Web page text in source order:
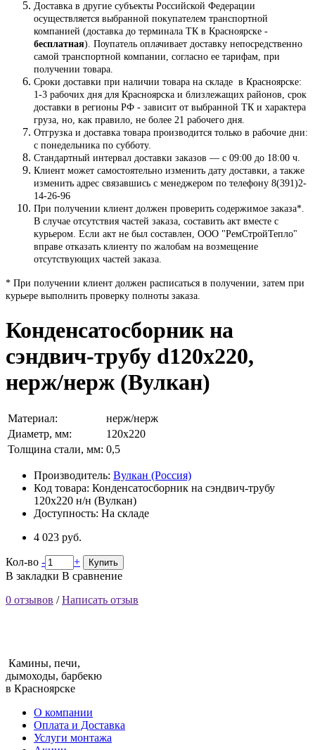
Доставка в другие субъекты Российской Федерации
осуществляется выбранной покупателем транспортной
компанией (доставка до терминала ТК в Красноярске -
бесплатная). Поупатель оплачивает доставку непосредственно
самой транспортной компании, согласно ее тарифам, при
получении товара.
Сроки доставки при наличии товара на складе в Красноярске:
1-3 рабочих дня для Красноярска и близлежащих районов, срок
доставки в регионы РФ - зависит от выбранной ТК и характера
груза, но, как правило, не более 21 рабочего дня.
Отгрузка и доставка товара производится только в рабочие дни:
с понедельника по субботу.
Стандартный интервал доставки заказов — с 09:00 до 18:00 ч.
Клиент может самостоятельно изменить дату доставки, а также
изменить адрес связавшись с менеджером по телефону 8(391)2-
14-26-96
При получении клиент должен проверить содержимое заказа*.
В случае отсутствия частей заказа, составить акт вместе с
курьером. Если акт не был составлен, ООО "РемСтройТепло"
вправе отказать клиенту по жалобам на возмещение
отсутствующих частей заказа.
* При получении клиент должен расписаться в получении, затем при
курьере выполнить проверку полноты заказа.
Конденсатосборник на
сэндвич-трубу d120х220,
нерж/нерж (Вулкан)
Материал:
нерж/нерж
Диаметр, мм:
120х220
Толщина стали, мм: 0,5
Производитель: Вулкан (Россия)
Код товара: Конденсатосборник на сэндвич-трубу
120х220 н/н (Вулкан)
Доступность: На складе
4 023 руб.
Кол-во - + Купить
В закладки В сравнение
0 отзывов /Написать отзыв
Камины, печи,
дымоходы, барбекю
в Красноярске
О компании
Оплата и Доставка
Услуги монтажа